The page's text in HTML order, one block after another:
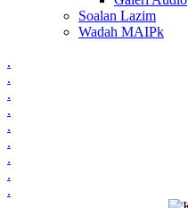
Soalan Lazim
Wadah MAIPk
.
.
.
.
.
.
.
.
.